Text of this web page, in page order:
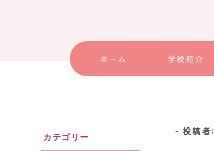
ホーム 学校紹介
投稿者:
カテゴリー